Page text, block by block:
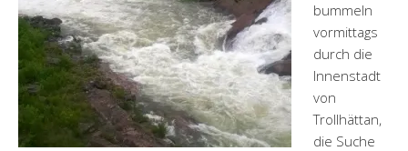
bummeln
vormittags
durch die
Innenstadt
von
Trollhättan,
die Suche